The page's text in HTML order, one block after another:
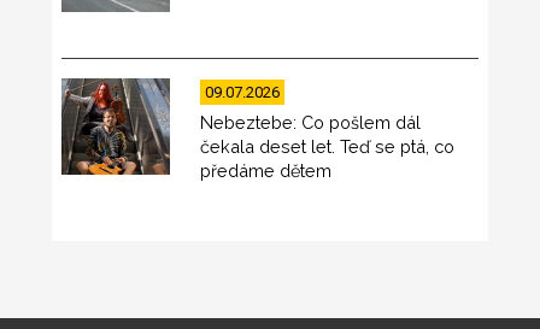
09.07.2026
Nebeztebe: Co pošlem dál
čekala deset let. Teď se ptá, co
předáme dětem